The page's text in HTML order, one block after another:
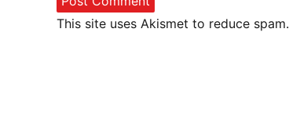
This site uses Akismet to reduce spam.